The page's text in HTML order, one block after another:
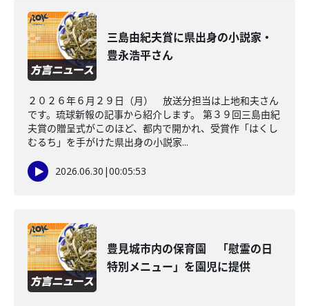
三島由紀夫賞に県出身の小説家・
豊永浩平さん
２０２６年６月２９日（月） 放送分担当は上地和夫さん
です。琉球新報の記事から紹介します。 第３９回三島由紀
夫賞の贈呈式がこのほど、都内で開かれ、受賞作「はくし
むるち」を手がけた県出身の小説家...
2026.06.30 |00:05:53
豊見城市内の保育園 「慰霊の日
特別メニュー」を園児に提供